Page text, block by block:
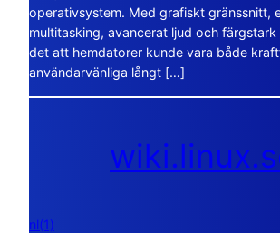
operativsystem. Med grafiskt gränssnitt,
multitasking, avancerat ljud och
det att hemdatorer kunde vara både
användarvänliga långt […]
nl(1)